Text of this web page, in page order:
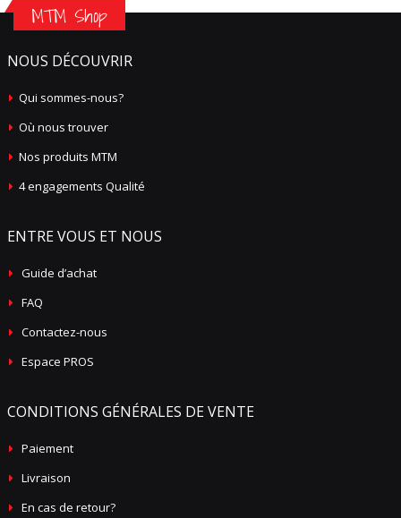
MTM Shop
NOUS DÉCOUVRIR
Qui sommes-nous?
Où nous trouver
Nos produits MTM
4 engagements Qualité
ENTRE VOUS ET NOUS
Guide d’achat
FAQ
Contactez-nous
Espace PROS
CONDITIONS GÉNÉRALES DE VENTE
Paiement
Livraison
En cas de retour?